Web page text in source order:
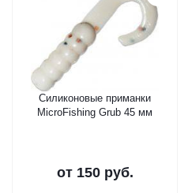
Силиконовые приманки
MicroFishing Grub 45 мм
от 150 руб.